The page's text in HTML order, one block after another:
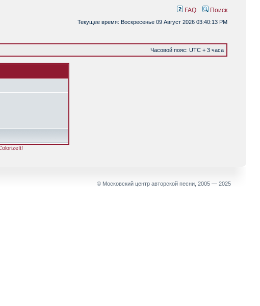
FAQ Поиск
Текущее время: Воскресенье 09 Август 2026 03:40:13 PM
Часовой пояс: UTC + 3 часа
© Московский центр авторской песни, 2005 — 2025